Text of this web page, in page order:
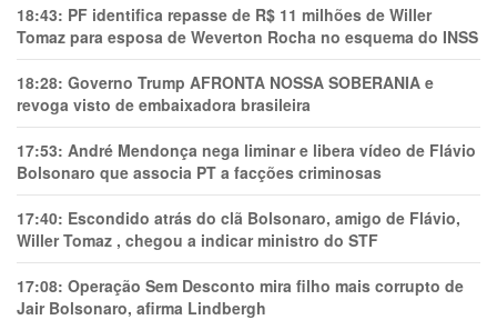
18:43: PF identifica repasse de R$ 11 milhões de Willer
Tomaz para esposa de Weverton Rocha no esquema do INSS
18:28: Governo Trump AFRONTA NOSSA SOBERANIA e
revoga visto de embaixadora brasileira
17:53: André Mendonça nega liminar e libera vídeo de Flávio
Bolsonaro que associa PT a facções criminosas
17:40: Escondido atrás do clã Bolsonaro, amigo de Flávio,
Willer Tomaz , chegou a indicar ministro do STF
17:08: Operação Sem Desconto mira filho mais corrupto de
Jair Bolsonaro, afirma Lindbergh